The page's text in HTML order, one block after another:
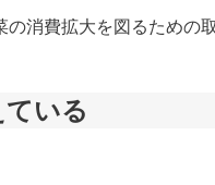
消費拡大を図るための
いる